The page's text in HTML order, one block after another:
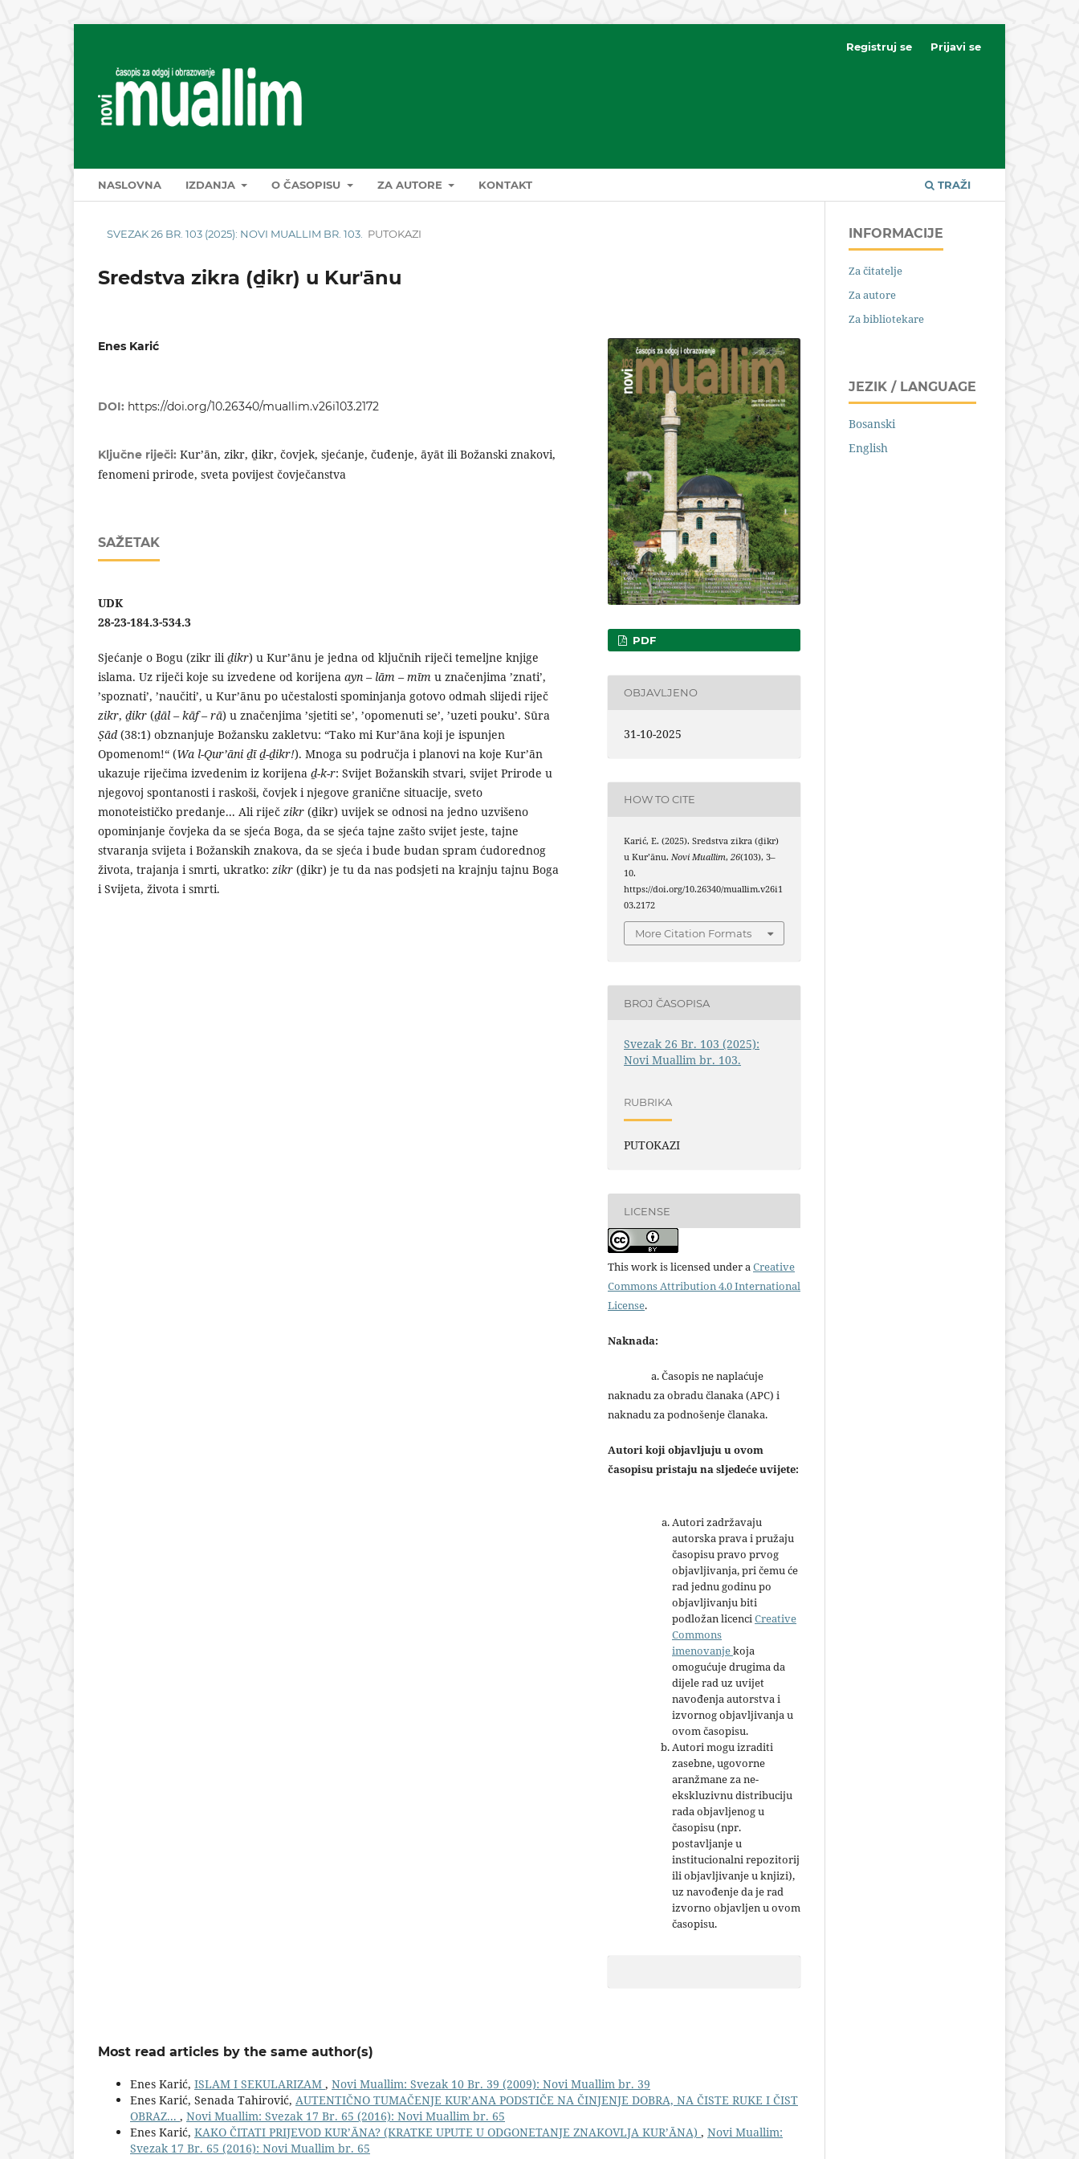
NASLOVNA IZDANJA O ČASOPISU ZA AUTORE KONTAKT TRAŽI
Registruj se Prijavi se
SVEZAK 26 BR. 103 (2025): NOVI MUALLIM BR. 103. PUTOKAZI
Sredstva zikra (ḏikr) u Kurʼānu
Enes Karić
DOI: https://doi.org/10.26340/muallim.v26i103.2172
Ključne riječi: Kurʼān, zikr, ḏikr, čovjek, sjećanje, čuđenje, āyāt ili Božanski znakovi,
fenomeni prirode, sveta povijest čovječanstva
SAŽETAK
UDK
28-23-184.3-534.3
Sjećanje o Bogu (zikr iliḏikr) u Kurʼānu je jedna od ključnih riječi temeljne knjige
islama. Uz riječi koje su izvedene od korijena ayn – lām – mīm u značenjima ʼznatiʼ,
ʼspoznatiʼ, ʼnaučitiʼ, u Kurʼānu po učestalosti spominjanja gotovo odmah slijedi riječ
zikr, ḏikr (ḏāl – kāf – rā) u značenjima ʼsjetiti seʼ, ʼopomenuti seʼ, ʼuzeti poukuʼ. Sūra
Ṣād (38:1) obznanjuje Božansku zakletvu: “Tako mi Kurʼāna koji je ispunjen
Opomenom!“ (Wa l-Qurʼāni ḏī ḏ-ḏikr!). Mnoga su područja i planovi na koje Kurʼān
ukazuje riječima izvedenim iz korijena ḏ-k-r: Svijet Božanskih stvari, svijet Prirode u
njegovoj spontanosti i raskoši, čovjek i njegove granične situacije, sveto
monoteističko predanje... Ali riječ zikr (ḏikr) uvijek se odnosi na jedno uzvišeno
opominjanje čovjeka da se sjeća Boga, da se sjeća tajne zašto svijet jeste, tajne
stvaranja svijeta i Božanskih znakova, da se sjeća i bude budan spram ćudorednog
života, trajanja i smrti, ukratko: zikr (ḏikr) je tu da nas podsjeti na krajnju tajnu Boga
i Svijeta, života i smrti.
PDF
OBJAVLJENO
31-10-2025
HOW TO CITE
Karić, E. (2025). Sredstva zikra (ḏikr)
u Kurʼānu.Novi Muallim,26(103), 3–
10.
https://doi.org/10.26340/muallim.v26i1
03.2172
More Citation Formats
BROJ ČASOPISA
Svezak 26 Br. 103 (2025):
Novi Muallim br. 103.
RUBRIKA
PUTOKAZI
LICENSE
This work is licensed under aCreative
Commons Attribution 4.0 International
License.
Naknada:
a. Časopis ne naplaćuje
naknadu za obradu članaka (APC) i
naknadu za podnošenje članaka.
Autori koji objavljuju u ovom
časopisu pristaju na sljedeće uvijete:
Autori zadržavaju
autorska prava i pružaju
časopisu pravo prvog
objavljivanja, pri čemu će
rad jednu godinu po
objavljivanju biti
podložan licenciCreative
Commons
imenovanjekoja
omogućuje drugima da
dijele rad uz uvijet
navođenja autorstva i
izvornog objavljivanja u
ovom časopisu.
Autori mogu izraditi
zasebne, ugovorne
aranžmane za ne-
ekskluzivnu distribuciju
rada objavljenog u
časopisu (npr.
postavljanje u
institucionalni repozitorij
ili objavljivanje u knjizi),
uz navođenje da je rad
izvorno objavljen u ovom
časopisu.
Most read articles by the same author(s)
Enes Karić, ISLAM I SEKULARIZAM , Novi Muallim: Svezak 10 Br. 39 (2009): Novi Muallim br. 39
Enes Karić, Senada Tahirović, AUTENTIČNO TUMAČENJE KUR’ANA PODSTIČE NA ČINJENJE DOBRA, NA ČISTE RUKE I ČIST
OBRAZ... , Novi Muallim: Svezak 17 Br. 65 (2016): Novi Muallim br. 65
Enes Karić, KAKO ČITATI PRIJEVOD KUR’ĀNA? (KRATKE UPUTE U ODGONETANJE ZNAKOVLJA KUR’ĀNA) , Novi Muallim:
Svezak 17 Br. 65 (2016): Novi Muallim br. 65
INFORMACIJE
Za čitatelje
Za autore
Za bibliotekare
JEZIK / LANGUAGE
Bosanski
English